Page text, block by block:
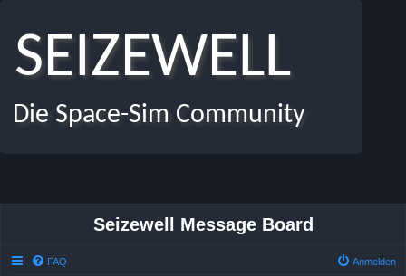
SEIZEWELL
Die Space-Sim Community
Seizewell Message Board
FAQ Anmelden